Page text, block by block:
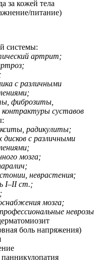
за кожей тела
питание)
системы:
артрит;
с различными
фиброзиты,
суставов
радикулиты;
дисков с различными
мозга;
неврастения;
I–II ст.;
мозга;
неврозы
боль напряжения)